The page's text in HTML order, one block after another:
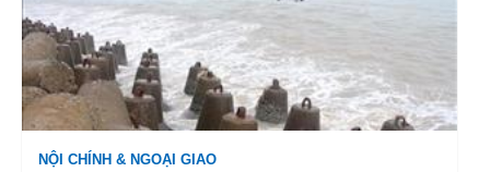
NỘI CHÍNH & NGOẠI GIAO